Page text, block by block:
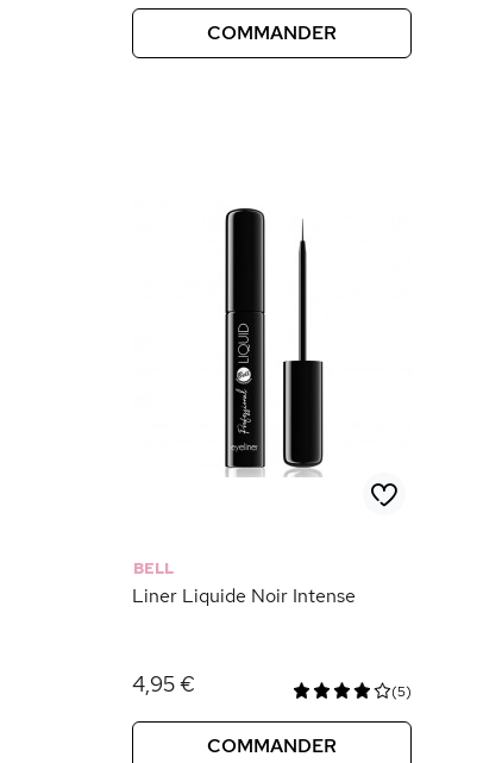
COMMANDER
BELL
Liner Liquide Noir Intense
4,95 € (5)
COMMANDER